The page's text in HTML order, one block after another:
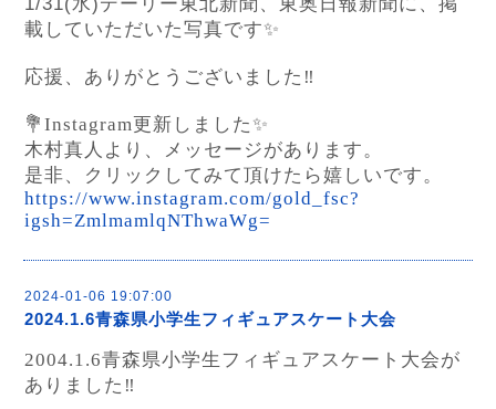
載していただいた写真です✨
応援、ありがとうございました ‼︎
💐Instagram更新しました✨
木村真人より、メッセージがあります。
是非、クリックしてみて頂けたら嬉しいです。
https://www.instagram.com/gold_fsc?
igsh=ZmlmamlqNThwaWg=
2024-01-06 19:07:00
2024.1.6青森県小学生フィギュアスケート大会
2004.1.6青森県小学生フィギュアスケート大会が
ありました ‼︎